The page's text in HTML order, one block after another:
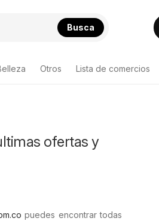
Busca
Otros Lista de comercios
ofertas y
puedes encontrar todas